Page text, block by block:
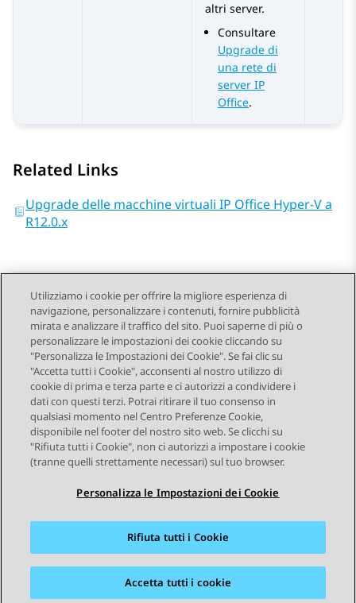
altri server.
Consultare
Upgrade di
una rete di
server IP
Office.
Related Links
Upgrade delle macchine virtuali IP Office Hyper-V a
R12.0.x
Send Feedback
Navigazione argomento
Argomento precedente Argomento successivo
STAY CONNECTED
Mappa del sito Condizioni d'uso
Privacy
Marchi commerciali
Utilizziamo i cookie per offrire la migliore esperienza di
navigazione, personalizzare i contenuti, fornire pubblicità
mirata e analizzare il traffico del sito. Puoi saperne di più o
personalizzare le impostazioni dei cookie cliccando su
"Personalizza le Impostazioni dei Cookie". Se fai clic su
"Accetta tutti i Cookie", acconsenti al nostro utilizzo di
cookie di prima e terza parte e ci autorizzi a condividere i
dati con questi terzi. Potrai ritirare il tuo consenso in
qualsiasi momento nel Centro Preferenze Cookie,
disponibile nel footer del nostro sito web. Se clicchi su
"Rifiuta tutti i Cookie", non ci autorizzi a impostare i cookie
(tranne quelli strettamente necessari) sul tuo browser.
Personalizza le Impostazioni dei Cookie
Rifiuta tutti i Cookie
Accetta tutti i cookie